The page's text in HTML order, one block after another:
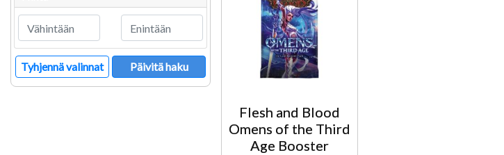
Tyhjennä valinnat Päivitä haku
Flesh and Blood
Omens of the Third
Age Booster